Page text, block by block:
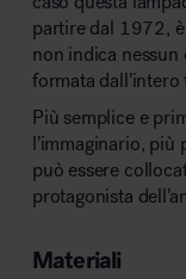
partire dal 1972,
non indica nessun
formata dall’intero
Più semplice e
l’immaginario, più
può essere
protagonista
Materiali